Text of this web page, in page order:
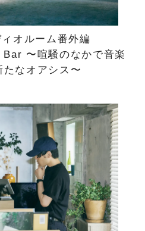
ィオルーム番外編
〜喧騒のなかで音楽
たなオアシス〜